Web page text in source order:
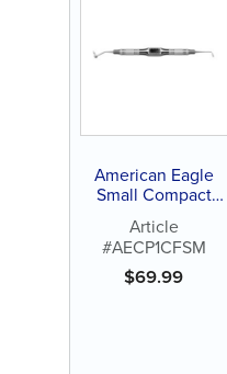
American Eagle
Small Compact
Article
#AECP1CFSM
$69.99